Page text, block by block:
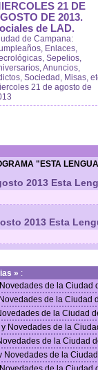
21 DE
DE 2013.
de LAD.
de Campana:
Enlaces,
Sepelios,
Anuncios,
Sociedad, Misas,
21 de agosto de
"ESTA
2013 Esta
2013 Esta
» :
de la Ciudad
de la Ciudad
de la Ciudad
Novedades de la
de la Ciudad
Novedades de la